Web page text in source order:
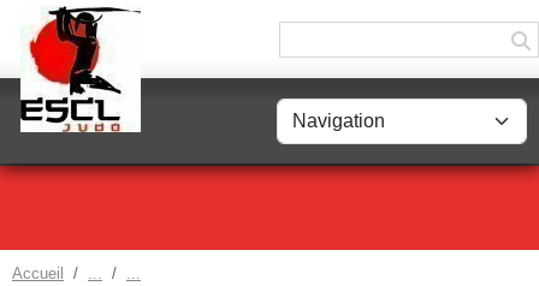
Accueil
Panneau de gestion des cookies